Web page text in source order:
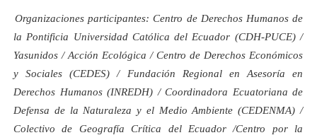
Organizaciones participantes: Centro de Derechos Humanos de
la Pontificia Universidad Católica del Ecuador (CDH-PUCE) /
Yasunidos / Acción Ecológica / Centro de Derechos Económicos
y Sociales (CEDES) / Fundación Regional en Asesoría en
Derechos Humanos (INREDH) / Coordinadora Ecuatoriana de
Defensa de la Naturaleza y el Medio Ambiente (CEDENMA) /
Colectivo de Geografía Crítica del Ecuador /Centro por la